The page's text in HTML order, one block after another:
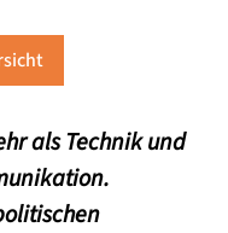
als Technik und